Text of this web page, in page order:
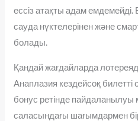
ессіз атақты адам емдемейді.
сауда нүктелерінен және
болады.
Қандай жағдайларда
Анаплазия кездейсоқ билетті
бонус ретінде пайдаланылуы
саласындағы шағымдармен